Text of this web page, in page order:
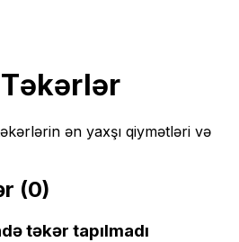
Təkərlər
ən yaxşı qiymətləri və
(0)
təkər tapılmadı